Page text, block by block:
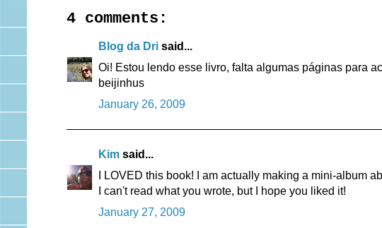
4 comments:
Blog da Drisaid...
Oi! Estou lendo esse livro, falta algumas páginas para
beijinhus
January 26, 2009
Kimsaid...
I LOVED this book! I am actually making a mini-album
I can't read what you wrote, but I hope you liked it!
January 27, 2009